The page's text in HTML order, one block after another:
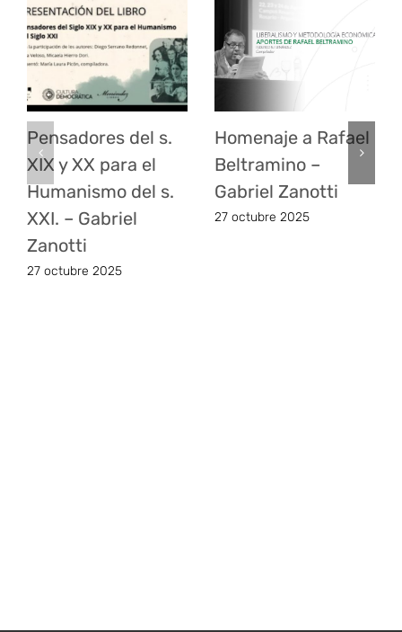
Pensadores del s.
XIX y XX para el
Humanismo del s.
XXI. – Gabriel
Zanotti
27 octubre 2025
Homenaje a Rafael
Beltramino –
Gabriel Zanotti
27 octubre 2025